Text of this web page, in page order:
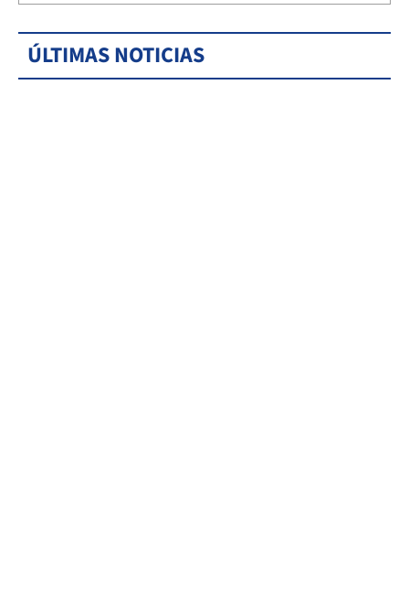
ÚLTIMAS NOTICIAS